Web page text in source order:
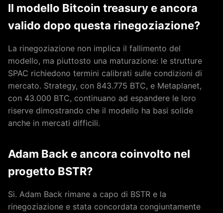
Il modello Bitcoin treasury e ancora
valido dopo questa rinegoziazione?
La rinegoziazione non implica il fallimento del
modello, ma piuttosto una maturazione: le strutture
SPAC richiedono termini calibrati sulle condizioni di
mercato. Strategy, con 843.775 BTC, e Metaplanet,
con 43.000 BTC, continuano ad espandere le loro
riserve dimostrando che il modello ha basi solide
anche in mercati difficili.
Adam Back e ancora coinvolto nel
progetto BSTR?
Si. Adam Back rimane a capo di BSTR e la
rinegoziazione e stata concordata congiuntamente